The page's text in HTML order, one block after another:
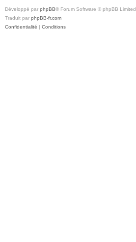
Développé par phpBB® Forum Software © phpBB Limited
Traduit par phpBB-fr.com
Confidentialité | Conditions